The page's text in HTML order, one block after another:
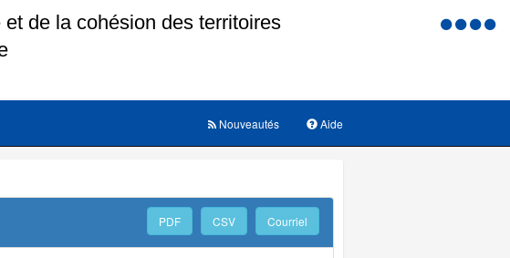
Menu
Aide
Nouveautés
PDF CSV Courriel